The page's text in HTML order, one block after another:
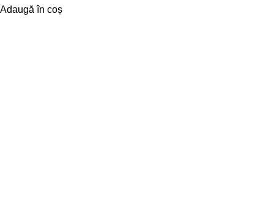
Adaugă în coș